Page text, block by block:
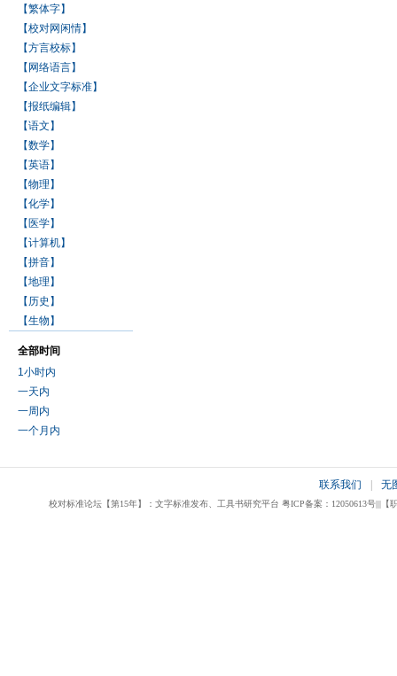
【繁体字】
【校对网闲情】
【方言校标】
【网络语言】
【企业文字标准】
【报纸编辑】
【语文】
【数学】
【英语】
【物理】
【化学】
【医学】
【计算机】
【拼音】
【地理】
【历史】
【生物】
全部时间
1小时内
一天内
一周内
一个月内
联系我们 无
校对标准论坛【第15年】：文字标准发布、工具书研究平台 粤ICP备案：12050613号|||【